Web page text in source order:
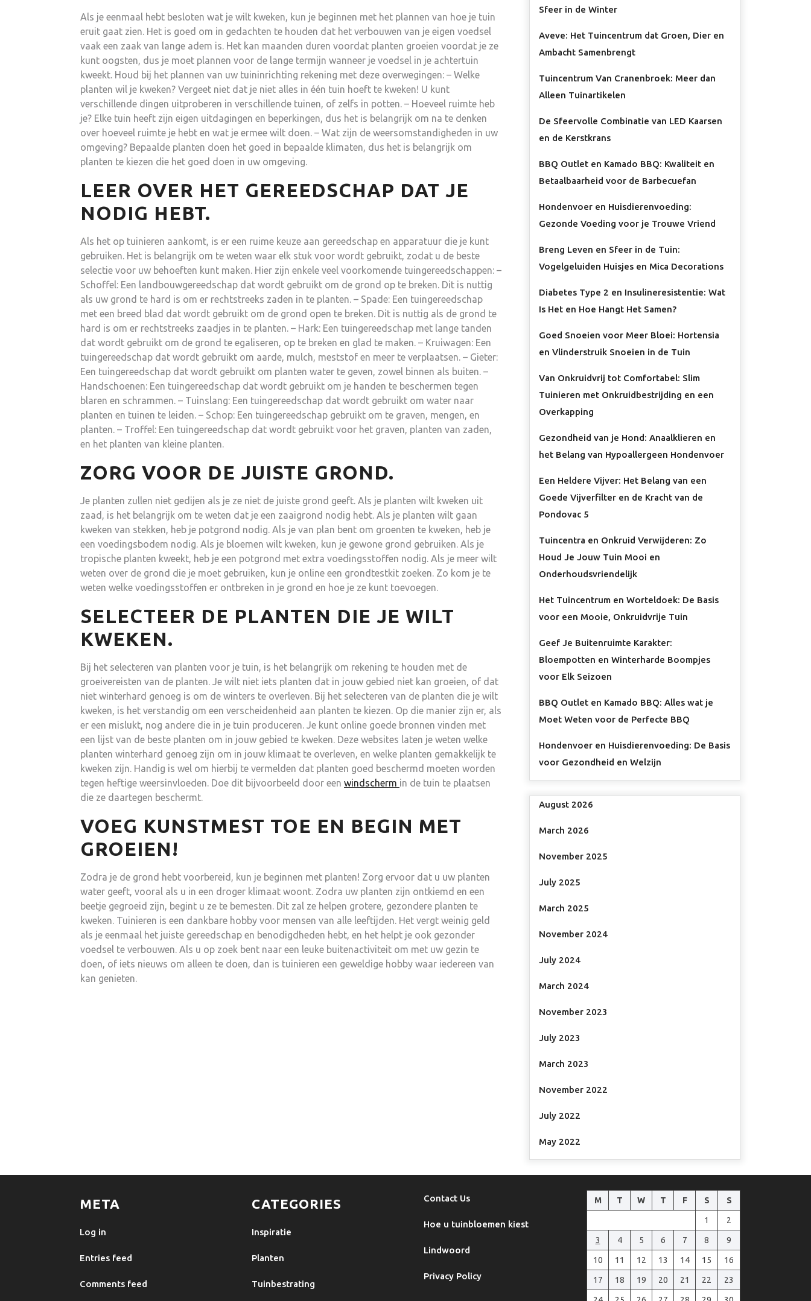
Als je eenmaal hebt besloten wat je wilt kweken, kun je beginnen met het plannen van hoe je tuin
eruit gaat zien. Het is goed om in gedachten te houden dat het verbouwen van je eigen voedsel
vaak een zaak van lange adem is. Het kan maanden duren voordat planten groeien voordat je ze
kunt oogsten, dus je moet plannen voor de lange termijn wanneer je voedsel in je achtertuin
kweekt. Houd bij het plannen van uw tuininrichting rekening met deze overwegingen: – Welke
planten wil je kweken? Vergeet niet dat je niet alles in één tuin hoeft te kweken! U kunt
verschillende dingen uitproberen in verschillende tuinen, of zelfs in potten. – Hoeveel ruimte heb
je? Elke tuin heeft zijn eigen uitdagingen en beperkingen, dus het is belangrijk om na te denken
over hoeveel ruimte je hebt en wat je ermee wilt doen. – Wat zijn de weersomstandigheden in uw
omgeving? Bepaalde planten doen het goed in bepaalde klimaten, dus het is belangrijk om
planten te kiezen die het goed doen in uw omgeving.
LEER OVER HET GEREEDSCHAP DAT JE
NODIG HEBT.
Als het op tuinieren aankomt, is er een ruime keuze aan gereedschap en apparatuur die je kunt
gebruiken. Het is belangrijk om te weten waar elk stuk voor wordt gebruikt, zodat u de beste
selectie voor uw behoeften kunt maken. Hier zijn enkele veel voorkomende tuingereedschappen: –
Schoffel: Een landbouwgereedschap dat wordt gebruikt om de grond op te breken. Dit is nuttig
als uw grond te hard is om er rechtstreeks zaden in te planten. – Spade: Een tuingereedschap
met een breed blad dat wordt gebruikt om de grond open te breken. Dit is nuttig als de grond te
hard is om er rechtstreeks zaadjes in te planten. – Hark: Een tuingereedschap met lange tanden
dat wordt gebruikt om de grond te egaliseren, op te breken en glad te maken. – Kruiwagen: Een
tuingereedschap dat wordt gebruikt om aarde, mulch, meststof en meer te verplaatsen. – Gieter:
Een tuingereedschap dat wordt gebruikt om planten water te geven, zowel binnen als buiten. –
Handschoenen: Een tuingereedschap dat wordt gebruikt om je handen te beschermen tegen
blaren en schrammen. – Tuinslang: Een tuingereedschap dat wordt gebruikt om water naar
planten en tuinen te leiden. – Schop: Een tuingereedschap gebruikt om te graven, mengen, en
planten. – Troffel: Een tuingereedschap dat wordt gebruikt voor het graven, planten van zaden,
en het planten van kleine planten.
ZORG VOOR DE JUISTE GROND.
Je planten zullen niet gedijen als je ze niet de juiste grond geeft. Als je planten wilt kweken uit
zaad, is het belangrijk om te weten dat je een zaaigrond nodig hebt. Als je planten wilt gaan
kweken van stekken, heb je potgrond nodig. Als je van plan bent om groenten te kweken, heb je
een voedingsbodem nodig. Als je bloemen wilt kweken, kun je gewone grond gebruiken. Als je
tropische planten kweekt, heb je een potgrond met extra voedingsstoffen nodig. Als je meer wilt
weten over de grond die je moet gebruiken, kun je online een grondtestkit zoeken. Zo kom je te
weten welke voedingsstoffen er ontbreken in je grond en hoe je ze kunt toevoegen.
SELECTEER DE PLANTEN DIE JE WILT
KWEKEN.
Bij het selecteren van planten voor je tuin, is het belangrijk om rekening te houden met de
groeivereisten van de planten. Je wilt niet iets planten dat in jouw gebied niet kan groeien, of dat
niet winterhard genoeg is om de winters te overleven. Bij het selecteren van de planten die je wilt
kweken, is het verstandig om een verscheidenheid aan planten te kiezen. Op die manier zijn er, als
er een mislukt, nog andere die in je tuin produceren. Je kunt online goede bronnen vinden met
een lijst van de beste planten om in jouw gebied te kweken. Deze websites laten je weten welke
planten winterhard genoeg zijn om in jouw klimaat te overleven, en welke planten gemakkelijk te
kweken zijn. Handig is wel om hierbij te vermelden dat planten goed beschermd moeten worden
tegen heftige weersinvloeden. Doe dit bijvoorbeeld door een windscherm in de tuin te plaatsen
die ze daartegen beschermt.
VOEG KUNSTMEST TOE EN BEGIN MET
GROEIEN!
Zodra je de grond hebt voorbereid, kun je beginnen met planten! Zorg ervoor dat u uw planten
water geeft, vooral als u in een droger klimaat woont. Zodra uw planten zijn ontkiemd en een
beetje gegroeid zijn, begint u ze te bemesten. Dit zal ze helpen grotere, gezondere planten te
kweken. Tuinieren is een dankbare hobby voor mensen van alle leeftijden. Het vergt weinig geld
als je eenmaal het juiste gereedschap en benodigdheden hebt, en het helpt je ook gezonder
voedsel te verbouwen. Als u op zoek bent naar een leuke buitenactiviteit om met uw gezin te
doen, of iets nieuws om alleen te doen, dan is tuinieren een geweldige hobby waar iedereen van
kan genieten.
Sfeer in de Winter
Aveve: Het Tuincentrum dat Groen, Dier en
Ambacht Samenbrengt
Tuincentrum Van Cranenbroek: Meer dan
Alleen Tuinartikelen
De Sfeervolle Combinatie van LED Kaarsen
en de Kerstkrans
BBQ Outlet en Kamado BBQ: Kwaliteit en
Betaalbaarheid voor de Barbecuefan
Hondenvoer en Huisdierenvoeding:
Gezonde Voeding voor je Trouwe Vriend
Breng Leven en Sfeer in de Tuin:
Vogelgeluiden Huisjes en Mica Decorations
Diabetes Type 2 en Insulineresistentie: Wat
Is Het en Hoe Hangt Het Samen?
Goed Snoeien voor Meer Bloei: Hortensia
en Vlinderstruik Snoeien in de Tuin
Van Onkruidvrij tot Comfortabel: Slim
Tuinieren met Onkruidbestrijding en een
Overkapping
Gezondheid van je Hond: Anaalklieren en
het Belang van Hypoallergeen Hondenvoer
Een Heldere Vijver: Het Belang van een
Goede Vijverfilter en de Kracht van de
Pondovac 5
Tuincentra en Onkruid Verwijderen: Zo
Houd Je Jouw Tuin Mooi en
Onderhoudsvriendelijk
Het Tuincentrum en Worteldoek: De Basis
voor een Mooie, Onkruidvrije Tuin
Geef Je Buitenruimte Karakter:
Bloempotten en Winterharde Boompjes
voor Elk Seizoen
BBQ Outlet en Kamado BBQ: Alles wat je
Moet Weten voor de Perfecte BBQ
Hondenvoer en Huisdierenvoeding: De Basis
voor Gezondheid en Welzijn
August 2026
March 2026
November 2025
July 2025
March 2025
November 2024
July 2024
March 2024
November 2023
July 2023
March 2023
November 2022
July 2022
May 2022
META
Log in
Entries feed
Comments feed
CATEGORIES
Inspiratie
Planten
Tuinbestrating
Contact Us
Hoe u tuinbloemen kiest
Lindwoord
Privacy Policy
M T W T F S S
1 2
3 4 5 6 7 8 9
10 11 12 13 14 15 16
17 18 19 20 21 22 23